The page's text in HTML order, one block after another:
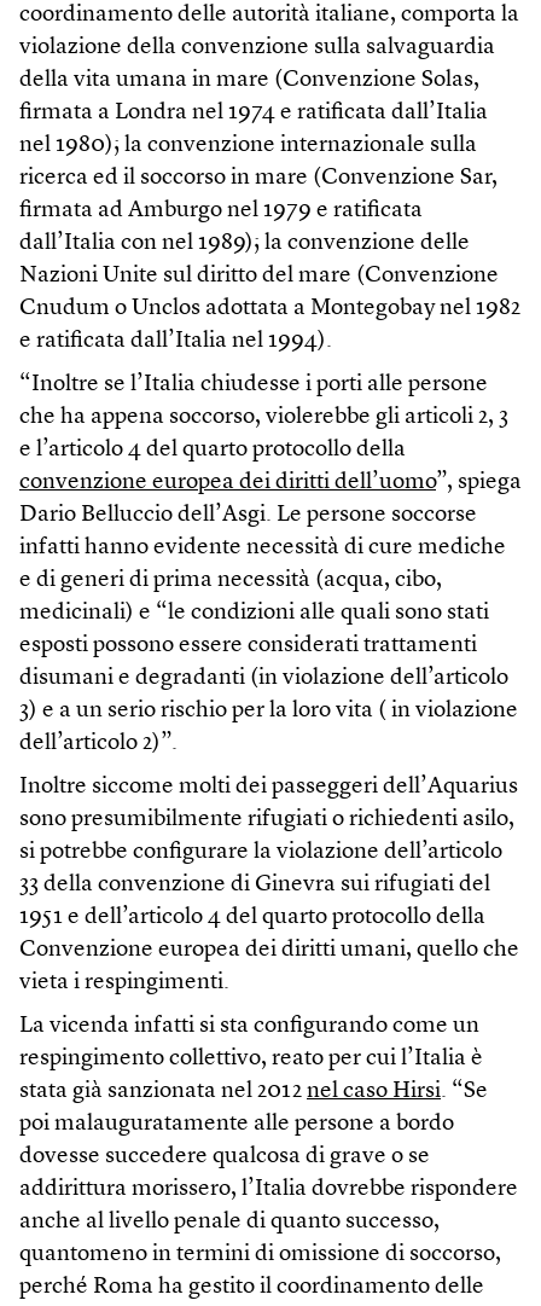
coordinamento delle autorità italiane, comporta la
violazione della convenzione sulla salvaguardia
della vita umana in mare (Convenzione Solas,
firmata a Londra nel 1974 e ratificata dall’Italia
nel 1980); la convenzione internazionale sulla
ricerca ed il soccorso in mare (Convenzione Sar,
firmata ad Amburgo nel 1979 e ratificata
dall’Italia con nel 1989); la convenzione delle
Nazioni Unite sul diritto del mare (Convenzione
Cnudum o Unclos adottata a Montegobay nel 1982
e ratificata dall’Italia nel 1994).
“Inoltre se l’Italia chiudesse i porti alle persone
che ha appena soccorso, violerebbe gli articoli 2, 3
e l’articolo 4 del quarto protocollo della
convenzione europea dei diritti dell’uomo”, spiega
Dario Belluccio dell’Asgi. Le persone soccorse
infatti hanno evidente necessità di cure mediche
e di generi di prima necessità (acqua, cibo,
medicinali) e “le condizioni alle quali sono stati
esposti possono essere considerati trattamenti
disumani e degradanti (in violazione dell’articolo
3) e a un serio rischio per la loro vita ( in violazione
dell’articolo 2)”.
Inoltre siccome molti dei passeggeri dell’Aquarius
sono presumibilmente rifugiati o richiedenti asilo,
si potrebbe configurare la violazione dell’articolo
33 della convenzione di Ginevra sui rifugiati del
1951 e dell’articolo 4 del quarto protocollo della
Convenzione europea dei diritti umani, quello che
vieta i respingimenti.
La vicenda infatti si sta configurando come un
respingimento collettivo, reato per cui l’Italia è
stata già sanzionata nel 2012 nel caso Hirsi. “Se
poi malauguratamente alle persone a bordo
dovesse succedere qualcosa di grave o se
addirittura morissero, l’Italia dovrebbe rispondere
anche al livello penale di quanto successo,
quantomeno in termini di omissione di soccorso,
perché Roma ha gestito il coordinamento delle